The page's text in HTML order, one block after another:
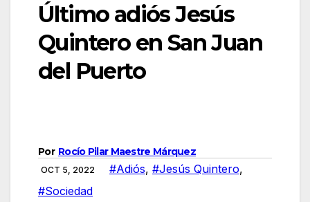
Último adiós Jesús
Quintero en San Juan
del Puerto
Por Rocío Pilar Maestre Márquez
OCT 5, 2022 #Adiós, #Jesús Quintero,
#Sociedad